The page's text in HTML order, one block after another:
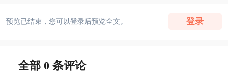
预览已结束，您可以登录后预览全文。 登录
全部 0 条评论